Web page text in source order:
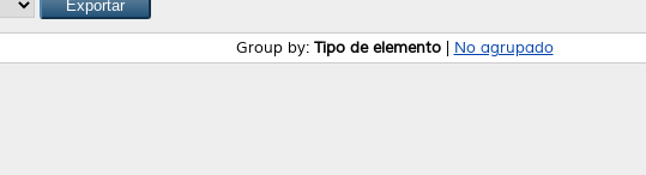
Group by: Tipo de elemento| No agrupado